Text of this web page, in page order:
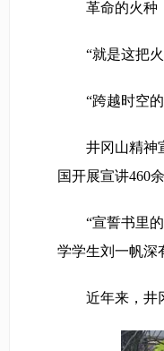
革命的火种，
“就是这把火
“跨越时空的
井冈山精神宣
国开展宣讲460
“宣誓书里的
学学生刘一帆深
近年来，井冈